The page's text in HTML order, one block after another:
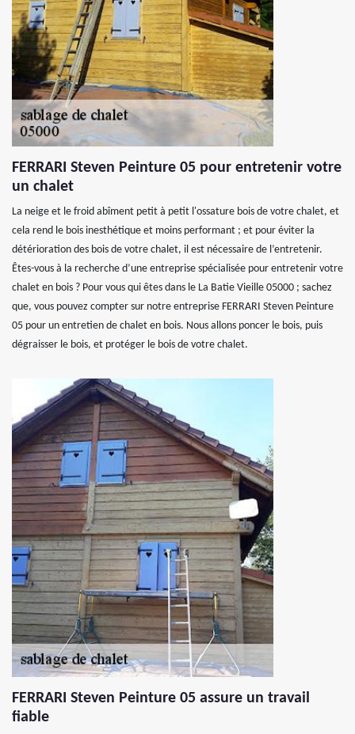
FERRARI Steven Peinture 05 pour entretenir votre
un chalet
La neige et le froid abîment petit à petit l'ossature bois de votre chalet, et
cela rend le bois inesthétique et moins performant ; et pour éviter la
détérioration des bois de votre chalet, il est nécessaire de l’entretenir.
Êtes-vous à la recherche d’une entreprise spécialisée pour entretenir votre
chalet en bois ? Pour vous qui êtes dans le La Batie Vieille 05000 ; sachez
que, vous pouvez compter sur notre entreprise FERRARI Steven Peinture
05 pour un entretien de chalet en bois. Nous allons poncer le bois, puis
dégraisser le bois, et protéger le bois de votre chalet.
FERRARI Steven Peinture 05 assure un travail
fiable